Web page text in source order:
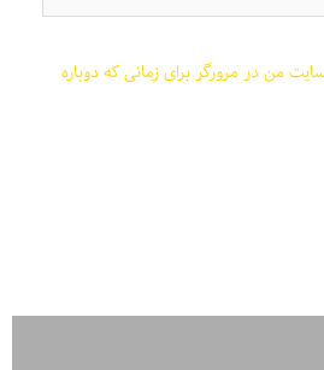
من در مرورگر برای زمانی که دوباره